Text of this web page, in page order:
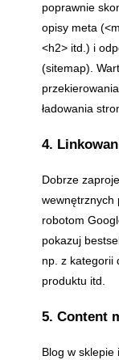
poprawnie
opisy meta (
<h2> itd.) i
(sitemap).
ładowania
4.
Dobrze
wewnętrznych
robotom
pokazuj
np. z kategorii
produktu itd.
5. Content
Blog w sklepie